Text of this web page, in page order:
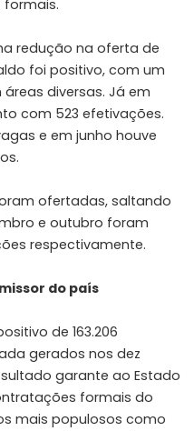
formais.
redução na oferta de
foi positivo, com um
diversas. Já em
com 523 efetivações.
e em junho houve
ofertadas, saltando
e outubro foram
respectivamente.
do país
de 163.206
gerados nos dez
garante ao Estado
formais do
mais populosos como